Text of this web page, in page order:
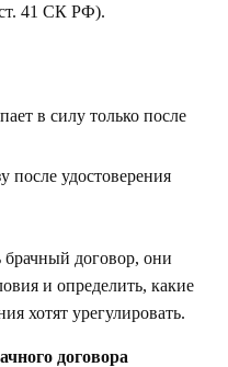
41 СК РФ).
в силу только после
после удостоверения
договор, они
и определить, какие
хотят урегулировать.
договора